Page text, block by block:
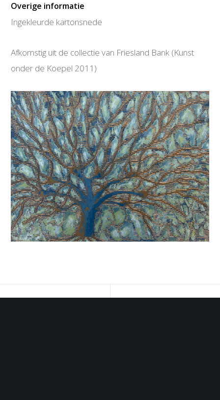
Overige informatie
Ingekleurde kartonsnede
Afkomstig uit de collectie van Friesland Bank (Kunst
onder de Koepel 2011)